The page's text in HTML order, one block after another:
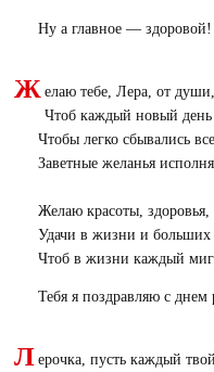
Ну а главное — здоровой!
Ж елаю тебе, Лера, от души,
Чтоб каждый новый день
Чтобы легко сбывались
Заветные желанья
Желаю красоты, здоровья,
Удачи в жизни и больших
Чтоб в жизни каждый
Тебя я поздравляю с днем
Л ерочка, пусть каждый